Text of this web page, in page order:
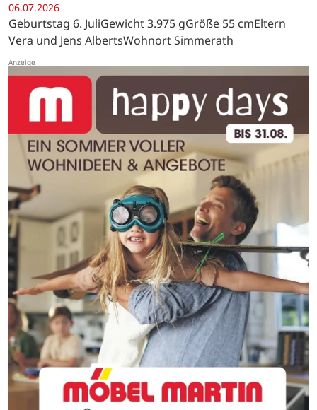
06.07.2026
Geburtstag 6. JuliGewicht 3.975 gGröße 55 cmEltern
Vera und Jens AlbertsWohnort Simmerath